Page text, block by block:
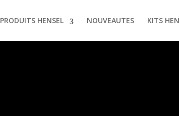
PRODUITS HENSEL NOUVEAUTES KITS